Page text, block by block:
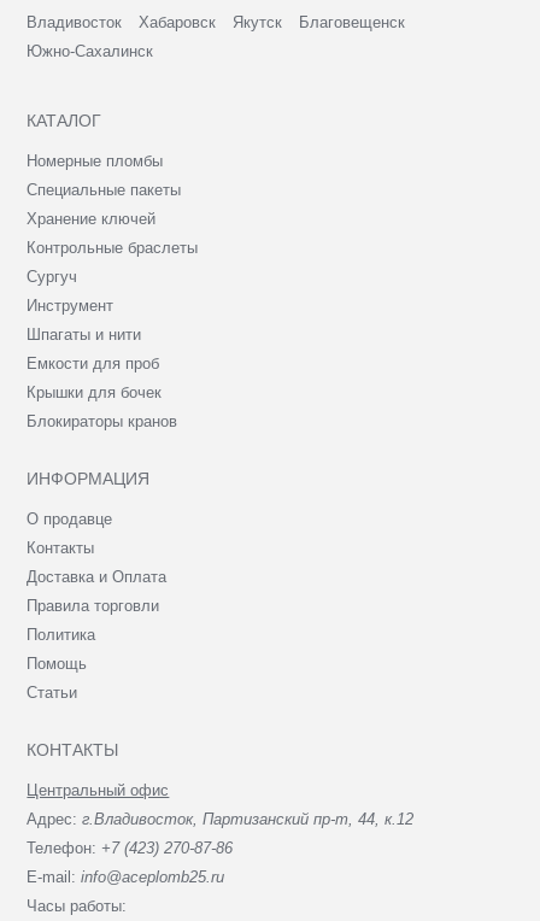
Владивосток Хабаровск Якутск
Благовещенск
Южно-Сахалинск
КАТАЛОГ
Номерные пломбы
Специальные пакеты
Хранение ключей
Контрольные браслеты
Сургуч
Инструмент
Шпагаты и нити
Емкости для проб
Крышки для бочек
Блокираторы кранов
ИНФОРМАЦИЯ
О продавце
Контакты
Доставка и Оплата
Правила торговли
Политика
Помощь
Статьи
КОНТАКТЫ
Центральный офис
Адрес:г.Владивосток, Партизанский пр-т, 44, к.12
Телефон: +7 (423) 270-87-86
E-mail:info@aceplomb25.ru
Часы работы: